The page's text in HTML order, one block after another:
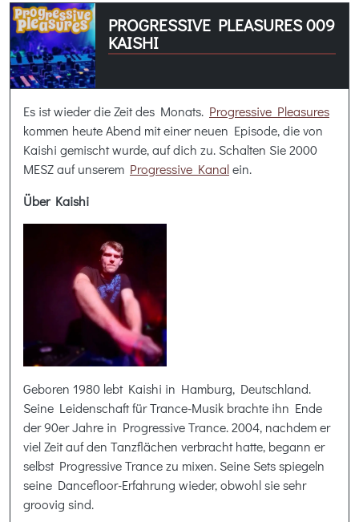
PROGRESSIVE PLEASURES 009
KAISHI
Es ist wieder die Zeit des Monats. Progressive Pleasures
kommen heute Abend mit einer neuen Episode, die von
Kaishi gemischt wurde, auf dich zu. Schalten Sie 2000
MESZ auf unserem Progressive Kanalein.
Über Kaishi
Geboren 1980 lebt Kaishi in Hamburg, Deutschland.
Seine Leidenschaft für Trance-Musik brachte ihn Ende
der 90er Jahre in Progressive Trance. 2004, nachdem er
viel Zeit auf den Tanzflächen verbracht hatte, begann er
selbst Progressive Trance zu mixen. Seine Sets spiegeln
seine Dancefloor-Erfahrung wieder, obwohl sie sehr
groovig sind.